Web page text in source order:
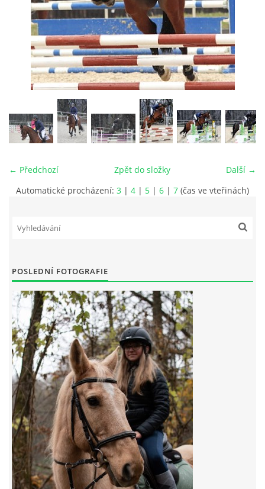
ODKAZY
NOVÝ PŘEKÁŽKOVÝ MATERIÁL
CENÍK SLUŽEB
PŘISPĚVEK ČUS KARVINA -PODPORA SPORTU V
MORAVSKOSLEZSKÉM KRAJI
NÁHRADNÍ TERMÍN BRIGÁDY PRO TY KTEŘÍ SE
NEDOSTAVILI NA PODZIMNÍ BRIGÁDU
JARNÍ BRIGÁDA 20.5.2023
DNE 17.11.2023 KROUŽEK JEZDECTVÍ NENÍ
DĚKUJEME MĚSTU RYCHVALD ZA DOTACI V ROCE 2023
NABÍZÍME BRIGÁDU U NÁS VE STÁJI. PRO BLIŽŠÍ INFO
VOLEJTE 604265192
DĚKUJEME ZA PODPORU ČESKÉ UNIÍ SPORTU
JARNÍ BRIGÁDA 20.4 2024
← Předchozí Další →
Zpět do složky
Automatické procházení: 3 | 4 | 5 | 6 | 7 (čas ve vteřinách)
POSLEDNÍ FOTOGRAFIE